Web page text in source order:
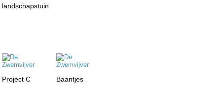
landschapstuin
Project C
Baantjes